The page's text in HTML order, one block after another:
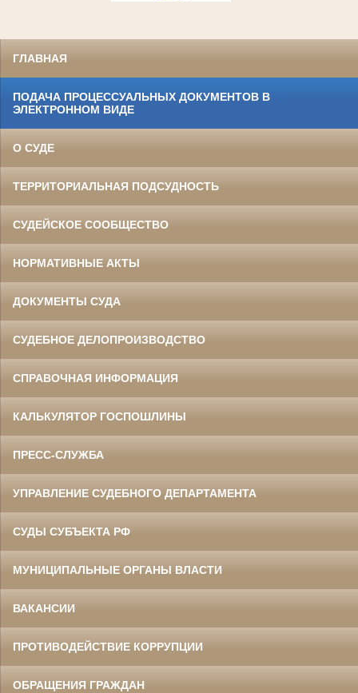
ГЛАВНАЯ
ПОДАЧА ПРОЦЕССУАЛЬНЫХ ДОКУМЕНТОВ В
ЭЛЕКТРОННОМ ВИДЕ
О СУДЕ
ТЕРРИТОРИАЛЬНАЯ ПОДСУДНОСТЬ
СУДЕЙСКОЕ СООБЩЕСТВО
НОРМАТИВНЫЕ АКТЫ
ДОКУМЕНТЫ СУДА
СУДЕБНОЕ ДЕЛОПРОИЗВОДСТВО
СПРАВОЧНАЯ ИНФОРМАЦИЯ
КАЛЬКУЛЯТОР ГОСПОШЛИНЫ
ПРЕСС-СЛУЖБА
УПРАВЛЕНИЕ СУДЕБНОГО ДЕПАРТАМЕНТА
СУДЫ СУБЪЕКТА РФ
МУНИЦИПАЛЬНЫЕ ОРГАНЫ ВЛАСТИ
ВАКАНСИИ
ПРОТИВОДЕЙСТВИЕ КОРРУПЦИИ
ОБРАЩЕНИЯ ГРАЖДАН